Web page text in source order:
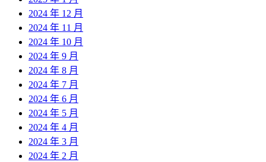
2024 年 12 月
2024 年 11 月
2024 年 10 月
2024 年 9 月
2024 年 8 月
2024 年 7 月
2024 年 6 月
2024 年 5 月
2024 年 4 月
2024 年 3 月
2024 年 2 月